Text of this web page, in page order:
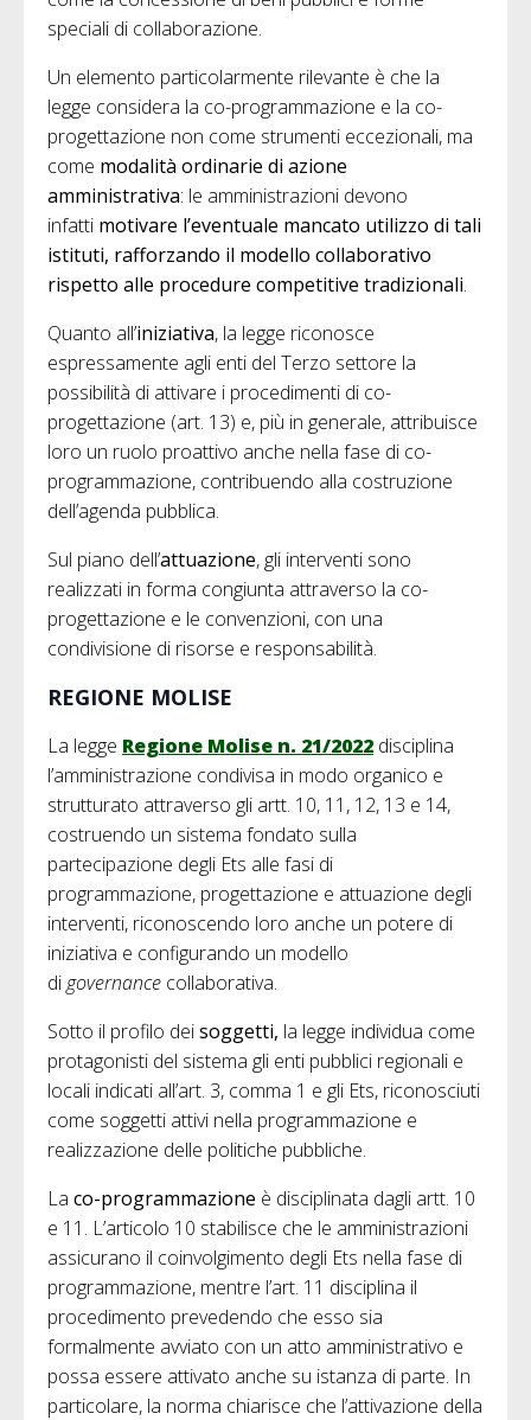
speciali di collaborazione.
Un elemento particolarmente rilevante è che la
legge considera la co-programmazione e la co-
progettazione non come strumenti eccezionali, ma
come modalità ordinarie di azione
amministrativa: le amministrazioni devono
infatti motivare l’eventuale mancato utilizzo di tali
istituti, rafforzando il modello collaborativo
rispetto alle procedure competitive tradizionali.
Quanto all’iniziativa, la legge riconosce
espressamente agli enti del Terzo settore la
possibilità di attivare i procedimenti di co-
progettazione (art. 13) e, più in generale, attribuisce
loro un ruolo proattivo anche nella fase di co-
programmazione, contribuendo alla costruzione
dell’agenda pubblica.
Sul piano dell’attuazione, gli interventi sono
realizzati in forma congiunta attraverso la co-
progettazione e le convenzioni, con una
condivisione di risorse e responsabilità.
REGIONE MOLISE
La legge Regione Molise n. 21/2022disciplina
l’amministrazione condivisa in modo organico e
strutturato attraverso gli artt. 10, 11, 12, 13 e 14,
costruendo un sistema fondato sulla
partecipazione degli Ets alle fasi di
programmazione, progettazione e attuazione degli
interventi, riconoscendo loro anche un potere di
iniziativa e configurando un modello
digovernance collaborativa.
Sotto il profilo deisoggetti, la legge individua come
protagonisti del sistema gli enti pubblici regionali e
locali indicati all’art. 3, comma 1 e gli Ets, riconosciuti
come soggetti attivi nella programmazione e
realizzazione delle politiche pubbliche.
La co-programmazione è disciplinata dagli artt. 10
e 11. L’articolo 10 stabilisce che le amministrazioni
assicurano il coinvolgimento degli Ets nella fase di
programmazione, mentre l’art. 11 disciplina il
procedimento prevedendo che esso sia
formalmente avviato con un atto amministrativo e
possa essere attivato anche su istanza di parte. In
particolare, la norma chiarisce che l’attivazione della